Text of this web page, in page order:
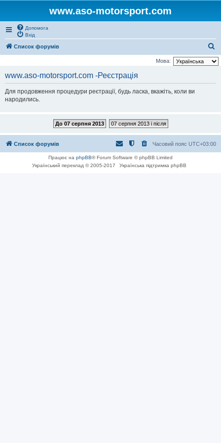
www.aso-motorsport.com
Допомога
Вхід
Список форумів
о
Мова:
www.aso-motorsport.com -Реєстрація
Для продовження процедури реєтрації, будь ласка, вкажіть, коли ви
народились.
До 07 серпня 2013 07 серпня 2013 і після
Список форумів Часовий пояс UTC+03:00
Працює на phpBB® Forum Software © phpBB Limited
Український переклад © 2005-2017
Українська підтримка phpBB